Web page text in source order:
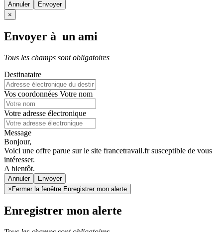
Annuler
×
Envoyer à un ami
Tous les champs sont obligatoires
Destinataire
Vos coordonnées Votre nom
Votre adresse électronique
Message
Bonjour,
Voici une offre parue sur le site francetravail.fr susceptible de vous
intéresser.
A bientôt.
Annuler
× Fermer la fenêtre Enregistrer mon alerte
Enregistrer mon alerte